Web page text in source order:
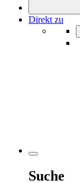
Direkt zu
Suche